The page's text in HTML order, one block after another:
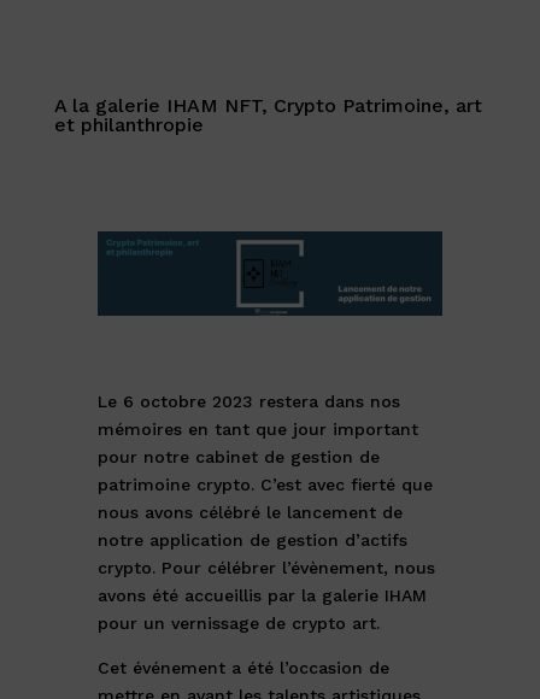
A la galerie IHAM NFT, Crypto Patrimoine, art
et philanthropie
Le 6 octobre 2023 restera dans nos
mémoires en tant que jour important
pour notre cabinet de gestion de
patrimoine crypto. C’est avec fierté que
nous avons célébré le lancement de
notre application de gestion d’actifs
crypto. Pour célébrer l’évènement, nous
avons été accueillis par la galerie IHAM
pour un vernissage de crypto art.
Cet événement a été l’occasion de